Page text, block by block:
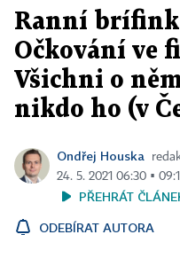
Ranní brífink
Očkování ve
Všichni o
nikdo ho (v
Ondřej Houska
24. 5. 2021 06:30 ▪
PŘEHRÁT
ODEBÍRAT AUTORA